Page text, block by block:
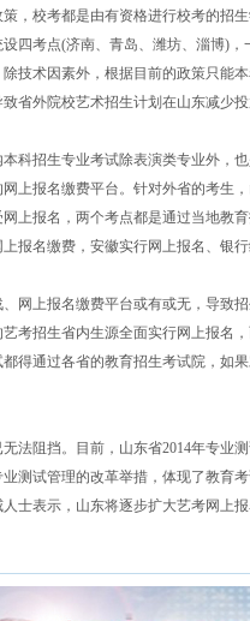
校考都是由有资格进行校考的招
四考点(济南、青岛、潍坊、淄博)
技术因素外，根据目前的政策只能
省外院校艺术招生计划在山东减少投
招生专业考试除表演类专业外，
上报名缴费平台。针对外省的考生
上报名，两个考点都是通过当地教
报名缴费，安徽实行网上报名、银
上报名缴费平台或有或无，导致
考招生省内生源全面实行网上报名
得通过各省的教育招生考试院，如
阻挡。目前，山东省2014年专业
测试管理的改革举措，体现了教育
士表示，山东将逐步扩大艺考网上